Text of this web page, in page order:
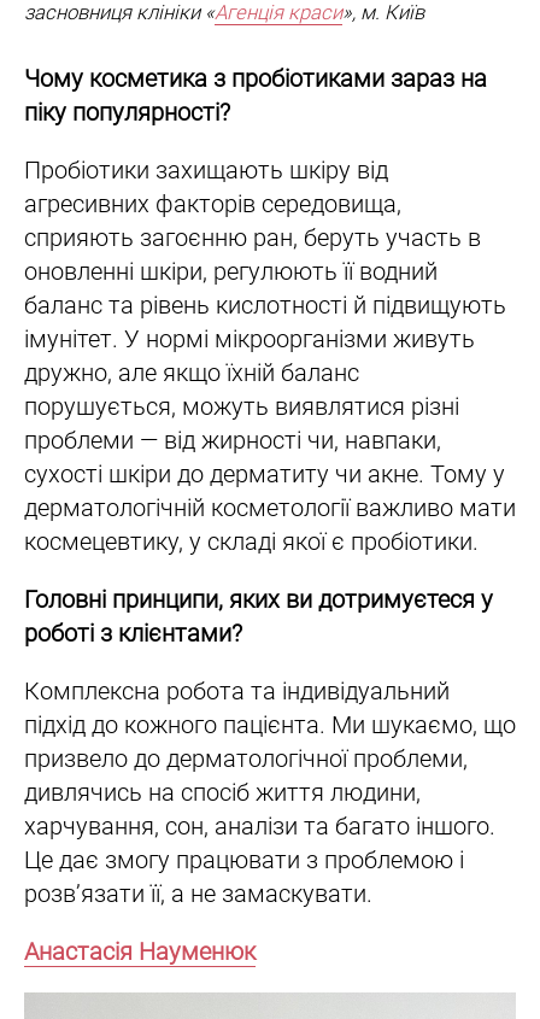
засновниця клініки «Агенція краси», м. Київ
Чому косметика з пробіотиками зараз на
піку популярності?
Пробіотики захищають шкіру від
агресивних факторів середовища,
сприяють загоєнню ран, беруть участь в
оновленні шкіри, регулюють її водний
баланс та рівень кислотності й підвищують
імунітет. У нормі мікроорганізми живуть
дружно, але якщо їхній баланс
порушується, можуть виявлятися різні
проблеми — від жирності чи, навпаки,
сухості шкіри до дерматиту чи акне. Тому у
дерматологічній косметології важливо мати
космецевтику, у складі якої є пробіотики.
Головні принципи, яких ви дотримуєтеся у
роботі з клієнтами?
Комплексна робота та індивідуальний
підхід до кожного пацієнта. Ми шукаємо, що
призвело до дерматологічної проблеми,
дивлячись на спосіб життя людини,
харчування, сон, аналізи та багато іншого.
Це дає змогу працювати з проблемою і
розв’язати її, а не замаскувати.
Анастасія Науменюк